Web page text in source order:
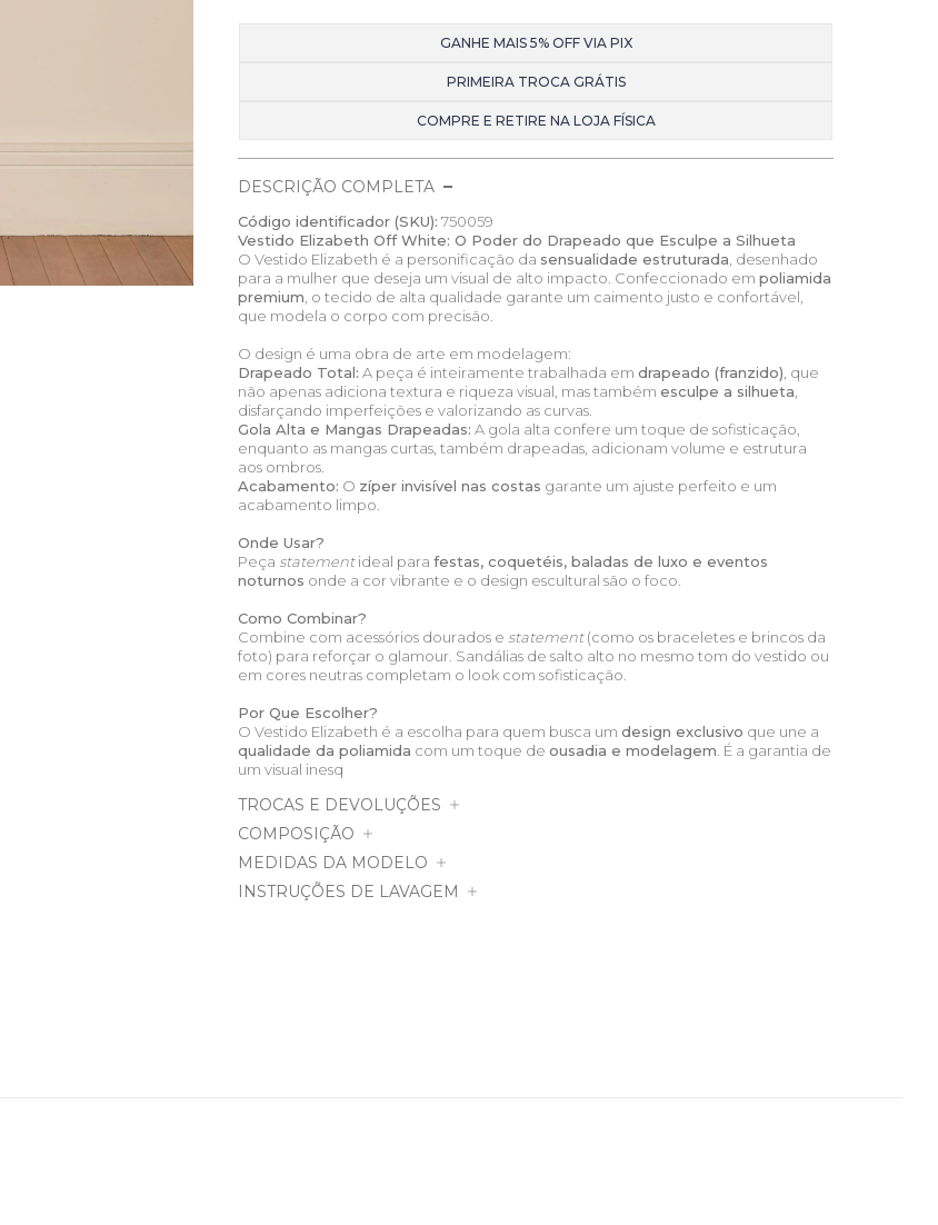
GANHE MAIS 5% OFF VIA PIX
PRIMEIRA TROCA GRÁTIS
COMPRE E RETIRE NA LOJA FÍSICA
DESCRIÇÃO COMPLETA
Código identificador (SKU): 750059
Vestido Elizabeth Off White: O Poder do Drapeado que Esculpe a Silhueta
O Vestido Elizabeth é a personificação da sensualidade estruturada, desenhado
para a mulher que deseja um visual de alto impacto. Confeccionado empoliamida
premium, o tecido de alta qualidade garante um caimento justo e confortável,
que modela o corpo com precisão.
O design é uma obra de arte em modelagem:
Drapeado Total: A peça é inteiramente trabalhada emdrapeado (franzido), que
não apenas adiciona textura e riqueza visual, mas tambémesculpe a silhueta,
disfarçando imperfeições e valorizando as curvas.
Gola Alta e Mangas Drapeadas: A gola alta confere um toque de sofisticação,
enquanto as mangas curtas, também drapeadas, adicionam volume e estrutura
aos ombros.
Acabamento: O zíper invisível nas costas garante um ajuste perfeito e um
acabamento limpo.
Onde Usar?
Peça statementideal parafestas, coquetéis, baladas de luxo e eventos
noturnos onde a cor vibrante e o design escultural são o foco.
Como Combinar?
Combine com acessórios dourados e statement(como os braceletes e brincos da
foto) para reforçar o glamour. Sandálias de salto alto no mesmo tom do vestido ou
em cores neutras completam o look com sofisticação.
Por Que Escolher?
O Vestido Elizabeth é a escolha para quem busca umdesign exclusivo que une a
qualidade da poliamida com um toque deousadia e modelagem. É a garantia de
um visual inesq
TROCAS E DEVOLUÇÕES
MEDIDAS DA MODELO
INSTRUÇÕES DE LAVAGEM
COMPOSIÇÃO